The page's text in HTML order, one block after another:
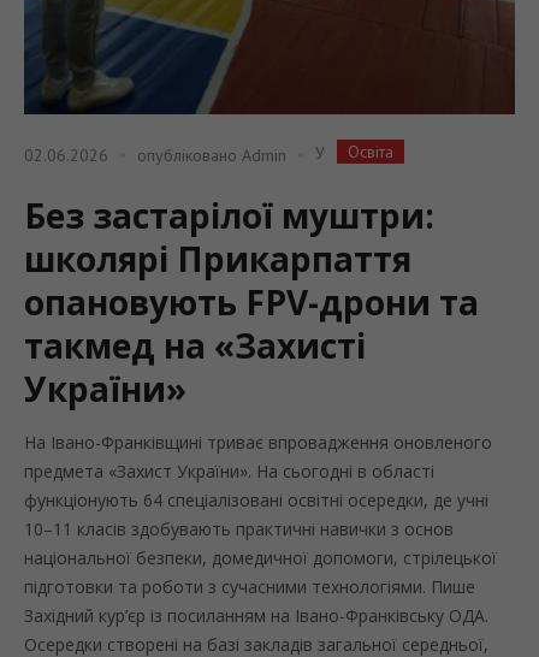
02.06.2026 опубліковано Admin У Освіта
Без застарілої муштри:
школярі Прикарпаття
опановують FPV-дрони та
такмед на «Захисті
України»
На Івано-Франківщині триває впровадження оновленого
предмета «Захист України». На сьогодні в області
функціонують 64 спеціалізовані освітні осередки, де учні
10–11 класів здобувають практичні навички з основ
національної безпеки, домедичної допомоги, стрілецької
підготовки та роботи з сучасними технологіями. Пише
Західний кур’єр із посиланням на Івано-Франківську ОДА.
Осередки створені на базі закладів загальної середньої,